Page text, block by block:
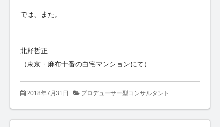
では、また。
北野哲正
（東京・麻布十番の自宅マンションにて）
2018年7月31日 プロデューサー型コンサルタント